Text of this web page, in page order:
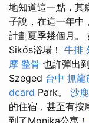
地知道這一點，其
子說，在這一年中
計劃夏季幾個月。
Sikós浴場！ 牛排
摩 整骨 也許彈出
Szeged 台中 抓龍
dcard Park。 沙
的住宿，甚至有
到了Monika公寓！